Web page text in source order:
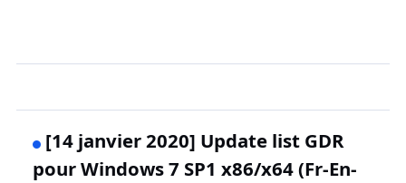
[14 janvier 2020] Update list GDR
pour Windows 7 SP1 x86/x64 (Fr-En-